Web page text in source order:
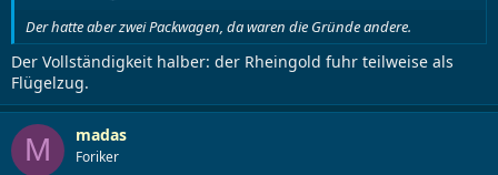
Der hatte aber zwei Packwagen, da waren die Gründe andere.
Der Vollständigkeit halber: der Rheingold fuhr teilweise als
Flügelzug.
M madas
Foriker